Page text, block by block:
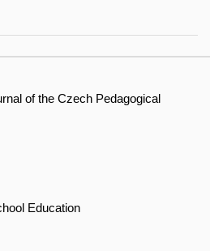
of the Czech Pedagogical
Education